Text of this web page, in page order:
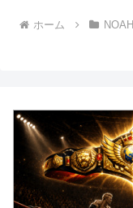
ホーム NOAH